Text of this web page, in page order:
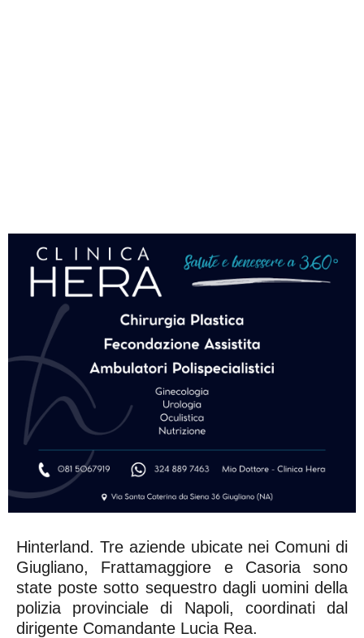
Hinterland. Tre aziende ubicate nei Comuni di
Giugliano, Frattamaggiore e Casoria sono
state poste sotto sequestro dagli uomini della
polizia provinciale di Napoli, coordinati dal
dirigente Comandante Lucia Rea.